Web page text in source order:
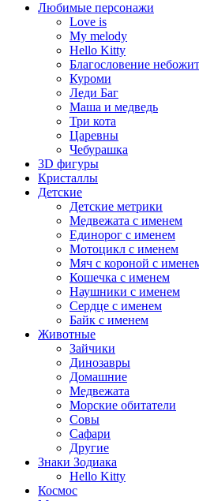
Любимые персонажи
Love is
My melody
Hello Kitty
Благословение
Куроми
Леди Баг
Маша и медведь
Три кота
Царевны
Чебурашка
3D фигуры
Кристаллы
Детские
Детские метрики
Медвежата с именем
Единорог с именем
Мотоцикл с именем
Мяч с короной с
Кошечка с именем
Наушники с именем
Сердце с именем
Байк с именем
Животные
Зайчики
Динозавры
Домашние
Медвежата
Морские обитатели
Совы
Сафари
Другие
Знаки Зодиака
Hello Kitty
Космос